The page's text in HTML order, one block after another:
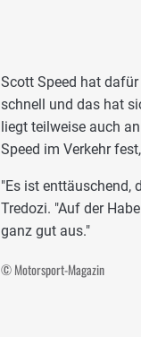
Scott Speed hat
schnell und das hat
liegt teilweise auch
Speed im Verkehr
"Es ist enttäuschend,
Tredozi. "Auf der
ganz gut aus."
© Motorsport-Magazin